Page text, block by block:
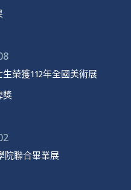
榮獲112年全國美術展
獎
院聯合畢業展